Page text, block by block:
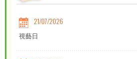
21/07/2026
視藝日